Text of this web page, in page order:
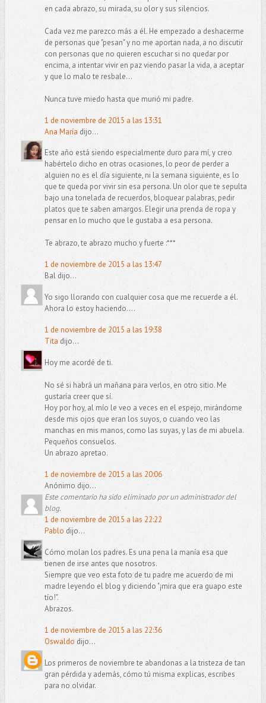
en cada abrazo, su mirada, su olor y sus silencios.
Cada vez me parezco más a él. He empezado a deshacerme
de personas que "pesan" y no me aportan nada, a no discutir
con personas que no quieren escuchar si no quedar por
encima, a intentar vivir en paz viendo pasar la vida, a aceptar
y que lo malo te resbale...
Nunca tuve miedo hasta que murió mi padre.
1 de noviembre de 2015 a las 13:31
Ana María dijo...
Este año está siendo especialmente duro para mí, y creo
habértelo dicho en otras ocasiones, lo peor de perder a
alguien no es el día siguiente, ni la semana siguiente, es lo
que te queda por vivir sin esa persona. Un olor que te sepulta
bajo una tonelada de recuerdos, bloquear palabras, pedir
platos que te saben amargos. Elegir una prenda de ropa y
pensar en lo mucho que le gustaba a esa persona.
Te abrazo, te abrazo mucho y fuerte :***
1 de noviembre de 2015 a las 13:47
Bal dijo...
Yo sigo llorando con cualquier cosa que me recuerde a él.
Ahora lo estoy haciendo....
1 de noviembre de 2015 a las 19:38
Tita dijo...
Hoy me acordé de ti.
No sé si habrá un mañana para verlos, en otro sitio. Me
gustaría creer que sí.
Hoy por hoy, al mío le veo a veces en el espejo, mirándome
desde mis ojos que eran los suyos, o cuando veo las
manchas en mis manos, como las suyas, y las de mi abuela.
Pequeños consuelos.
Un abrazo apretao.
1 de noviembre de 2015 a las 20:06
Anónimo dijo...
Este comentario ha sido eliminado por un administrador del
blog.
1 de noviembre de 2015 a las 22:22
Pablo dijo...
Cómo molan los padres. Es una pena la manía esa que
tienen de irse antes que nosotros.
Siempre que veo esta foto de tu padre me acuerdo de mi
madre leyendo el blog y diciendo "¡mira que era guapo este
tío!".
Abrazos.
1 de noviembre de 2015 a las 22:36
Oswaldo dijo...
Los primeros de noviembre te abandonas a la tristeza de tan
gran pérdida y además, cómo tú misma explicas, escribes
para no olvidar.